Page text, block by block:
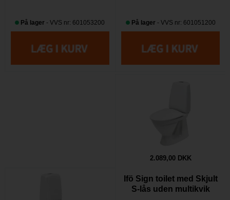
På lager - VVS nr: 601053200 På lager- VVS nr: 601051200
2.089,00 DKK
Ifö Sign toilet med Skjult
S-lås uden multikvik